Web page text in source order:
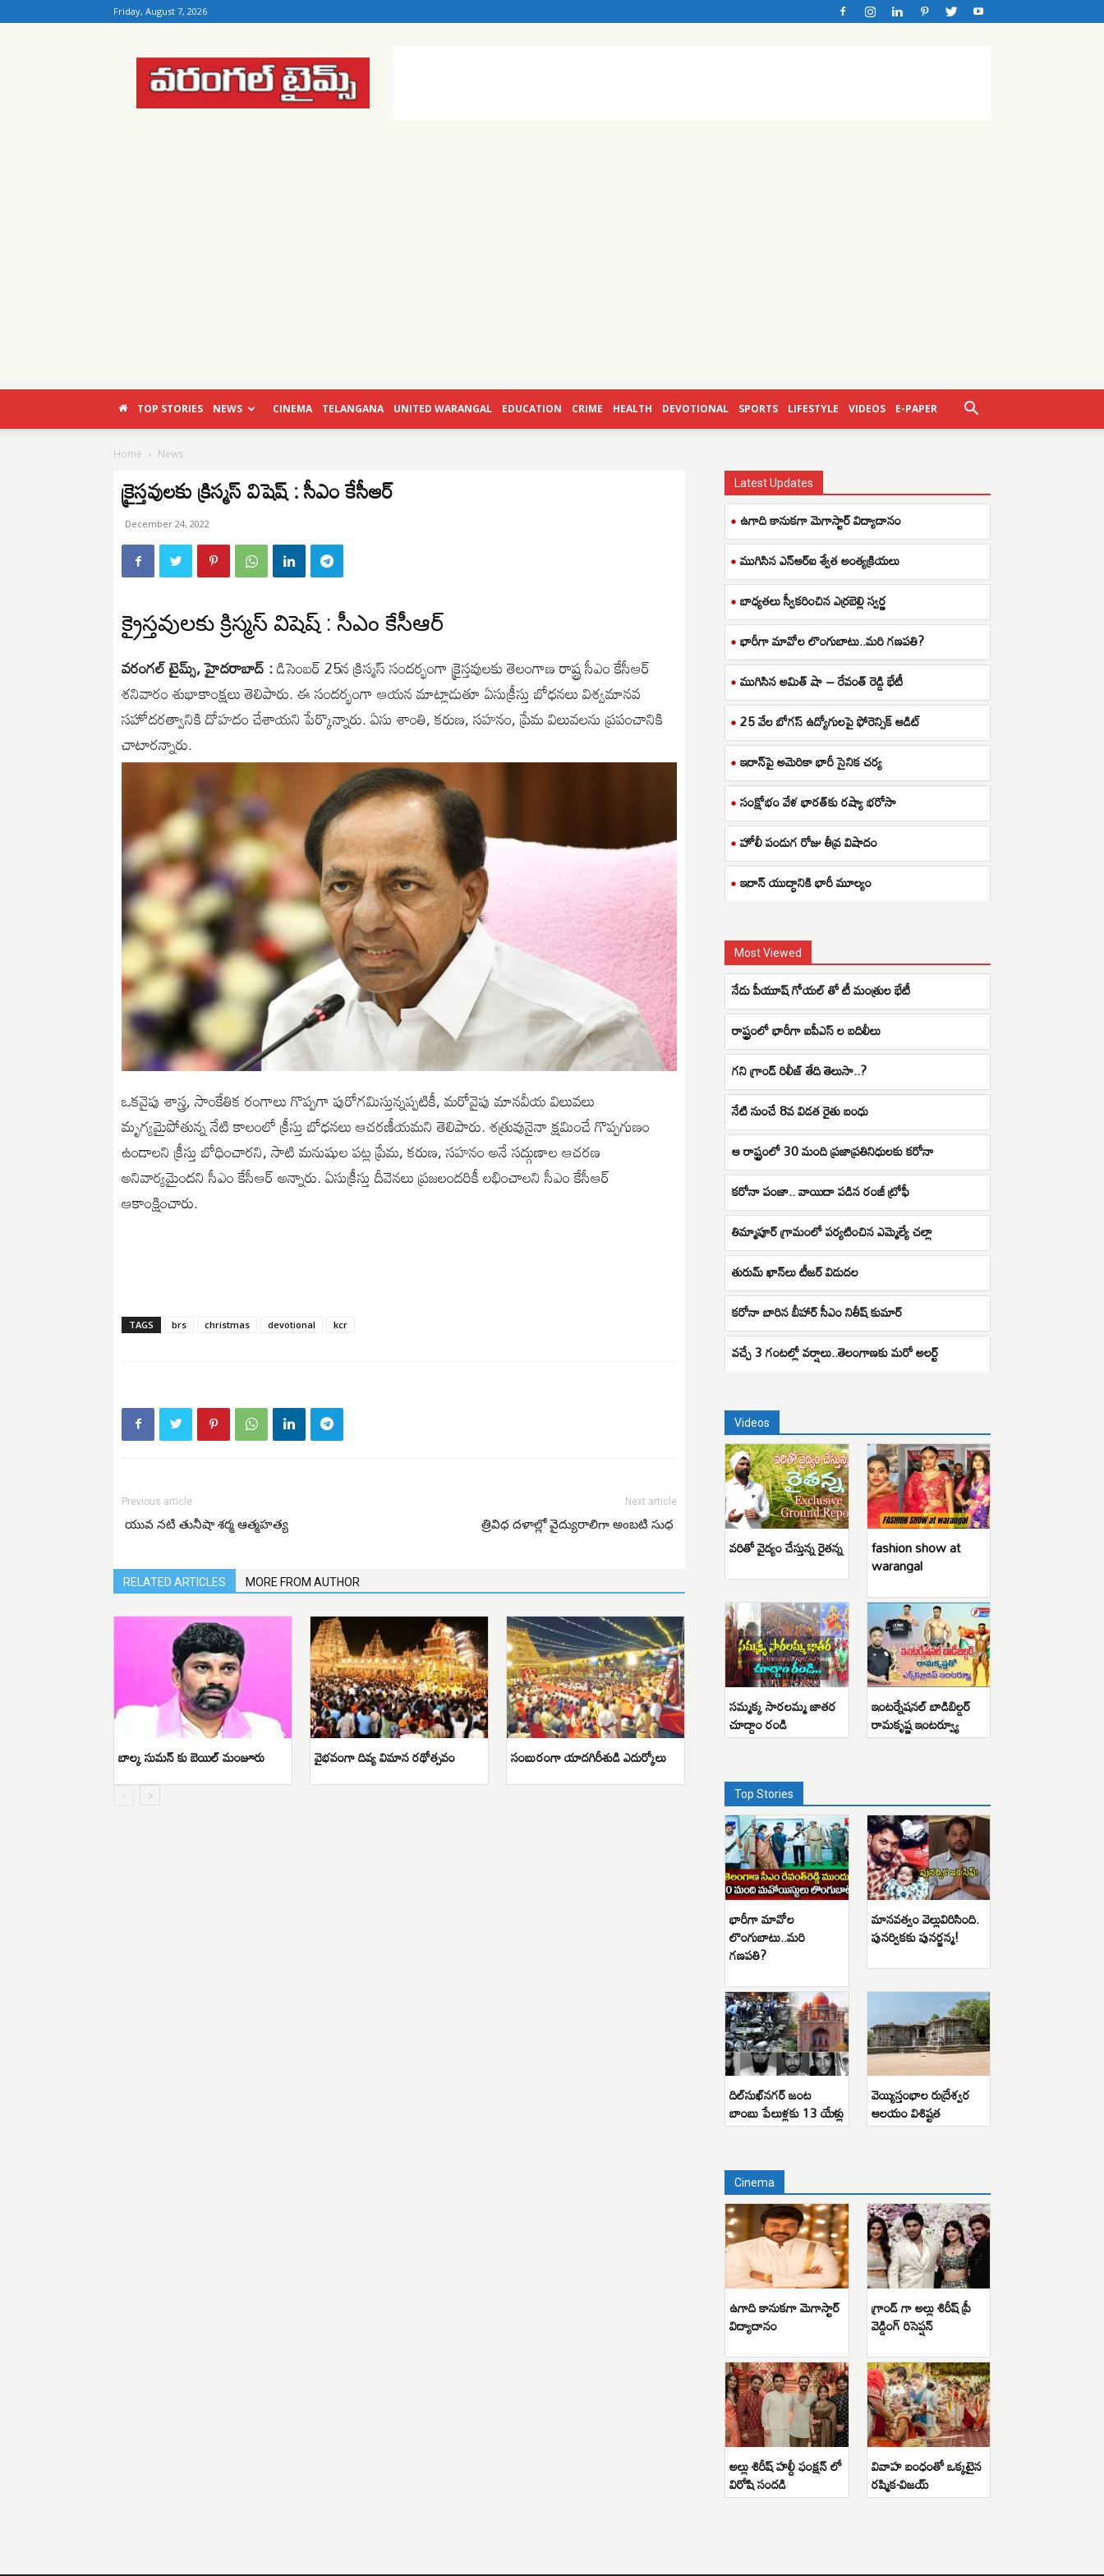
Friday, August 7, 2026
Warangal
Times
TOP STORIES NEWS CINEMA TELANGANA UNITED WARANGAL EDUCATION CRIME HEALTH DEVOTIONAL SPORTS LIFESTYLE VIDEOS E-PAPER
Home News
క్రైస్తవులకు క్రిస్మస్ విషెష్ : సీఎం కేసీఆర్
December 24, 2022
క్రైస్తవులకు క్రిస్మస్ విషెష్ : సీఎం కేసీఆర్
వరంగల్ టైమ్స్, హైదరాబాద్ :డిసెంబర్ 25న క్రిస్మస్ సందర్భంగా క్రైస్తవులకు తెలంగాణ రాష్ట్ర సీఎం కేసీఆర్
శనివారం శుభాకాంక్షలు తెలిపారు. ఈ సందర్భంగా ఆయన మాట్లాడుతూ ఏసుక్రీస్తు బోధనలు విశ్వమానవ
సహోదరత్వానికి దోహదం చేశాయని పేర్కొన్నారు. ఏసు శాంతి, కరుణ, సహనం, ప్రేమ విలువలను ప్రపంచానికి
చాటారన్నారు.
ఒకవైపు శాస్త్ర, సాంకేతిక రంగాలు గొప్పగా పురోగమిస్తున్నప్పటికీ, మరోవైపు మానవీయ విలువలు
మృగ్యమైపోతున్న నేటి కాలంలో క్రీస్తు బోధనలు ఆచరణీయమని తెలిపారు. శత్రువునైనా క్షమించే గొప్పగుణం
ఉండాలని క్రీస్తు బోధించారని, సాటి మనుషుల పట్ల ప్రేమ, కరుణ, సహనం అనే సద్గుణాల ఆచరణ
అనివార్యమైందని సీఎం కేసీఆర్ అన్నారు. ఏసుక్రీస్తు దీవెనలు ప్రజలందరికీ లభించాలని సీఎం కేసీఆర్
ఆకాంక్షించారు.
TAGS brs christmas devotional kcr
Previous article
యువ నటి తునీషా శర్మ ఆత్మహత్య
Next article
త్రివిధ దళాల్లో వైద్యురాలిగా అంబటి సుధ
RELATED ARTICLES MORE FROM AUTHOR
బాల్క సుమన్ కు బెయిల్ మంజూరు వైభవంగా దివ్య విమాన రథోత్సవం సంబురంగా యాదగిరీశుడి ఎదుర్కోలు
Latest Updates
ఉగాది కానుకగా మెగాస్టార్ విద్యాదానం
ముగిసిన ఎన్ఆర్ఐ శ్వేత అంత్యక్రియలు
బాధ్యతలు స్వీకరించిన ఎర్రబెల్లి స్వర్ణ
భారీగా మావోల లొంగుబాటు..మరి గణపతి?
ముగిసిన అమిత్ షా – రేవంత్ రెడ్డి భేటీ
25 వేల బోగస్ ఉద్యోగులపై ఫోరెన్సిక్ ఆడిట్
ఇరాన్‌పై అమెరికా భారీ సైనిక చర్య
సంక్షోభం వేళ భారత్‌కు రష్యా భరోసా
హోలీ పండుగ రోజు తీవ్ర విషాదం
ఇరాన్ యుద్ధానికి భారీ మూల్యం
Most Viewed
నేడు పీయూష్ గోయల్ తో టీ మంత్రుల భేటీ
రాష్ట్రంలో భారీగా ఐపీఎస్ ల బదిలీలు
గని గ్రాండ్ రిలీజ్ తేది తెలుసా..?
నేటి నుంచే 8వ విడత రైతు బంధు
ఆ రాష్ట్రంలో 30 మంది ప్రజాప్రతినిధులకు కరోనా
కరోనా పంజా.. వాయిదా పడిన రంజీ ట్రోఫీ
తిమ్మాపూర్ గ్రామంలో పర్యటించిన ఎమ్మెల్యే చల్లా
తురుమ్ ఖాన్‌లు టీజర్ విడుదల
కరోనా బారిన బీహార్ సీఎం నితీష్ కుమార్
వచ్చే 3 గంటల్లో వర్షాలు..తెలంగాణకు మరో అలర్ట్
Videos
వరితో వైద్యం చేస్తున్న రైతన్న fashion show at
warangal
సమ్మక్క సారలమ్మ జాతర
చూద్దాం రండి
ఇంటర్నేషనల్ బాడిబిల్డర్
రామకృష్ణ ఇంటర్వ్యూ
Top Stories
భారీగా మావోల
లొంగుబాటు..మరి
గణపతి?
మానవత్వం వెల్లువిరిసింది.
పునర్వికకు పునర్జన్మ!
దిల్‌సుఖ్‌నగర్ జంట
బాంబు పేలుళ్లకు 13 యేళ్లు
వెయ్యిస్తంభాల రుద్రేశ్వర
ఆలయం విశిష్టత
Cinema
ఉగాది కానుకగా మెగాస్టార్
విద్యాదానం
గ్రాండ్ గా అల్లు శిరీష్ ప్రీ
వెడ్డింగ్ రిసెప్షన్
అల్లు శిరీష్ హల్దీ ఫంక్షన్ లో
విరోషి సందడి
వివాహ బంధంతో ఒక్కటైన
రష్మిక-విజయ్